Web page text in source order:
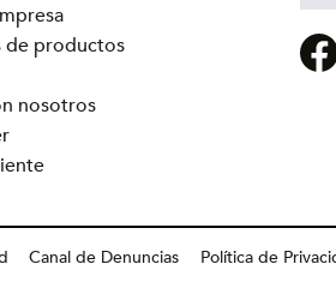
de productos
nosotros
Canal de Denuncias Política de